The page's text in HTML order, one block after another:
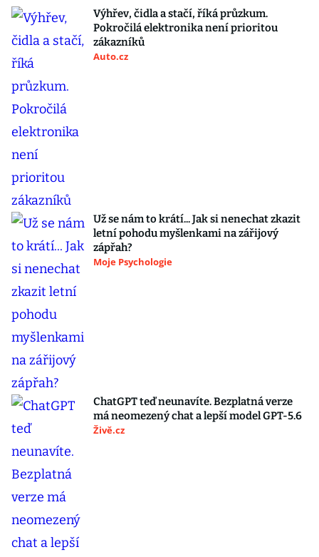
Výhřev, čidla a stačí, říká průzkum.
Pokročilá elektronika není prioritou
zákazníků
Auto.cz
Už se nám to krátí... Jak si nenechat zkazit
letní pohodu myšlenkami na zářijový
zápřah?
Moje Psychologie
ChatGPT teď neunavíte. Bezplatná verze
má neomezený chat a lepší model GPT-5.6
Živě.cz